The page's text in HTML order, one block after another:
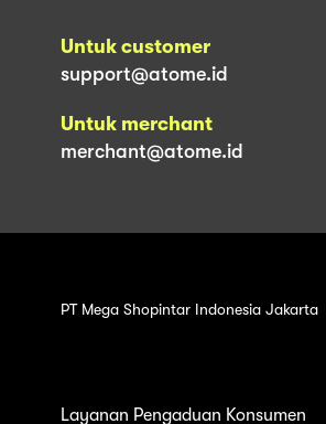
Untuk customer
support@atome.id
Untuk merchant
merchant@atome.id
PT Mega Shopintar Indonesia Jakarta
Layanan Pengaduan Konsumen